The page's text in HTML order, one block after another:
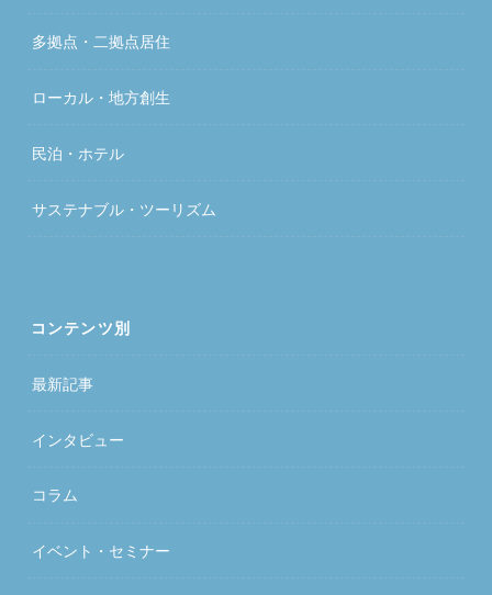
多拠点・二拠点居住
ローカル・地方創生
民泊・ホテル
サステナブル・ツーリズム
コンテンツ別
最新記事
インタビュー
コラム
イベント・セミナー